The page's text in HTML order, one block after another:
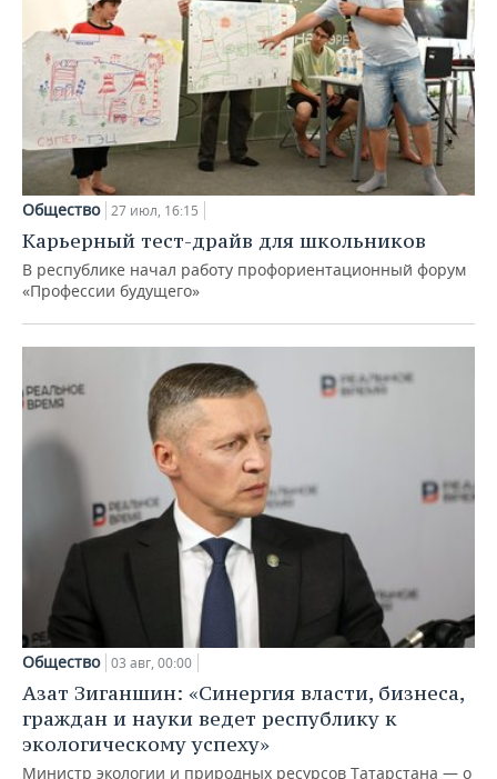
Общество 27 июл, 16:15
Карьерный тест-драйв для школьников
В республике начал работу профориентационный форум
«Профессии будущего»
Общество 03 авг, 00:00
Азат Зиганшин: «Синергия власти, бизнеса,
граждан и науки ведет республику к
экологическому успеху»
Министр экологии и природных ресурсов Татарстана — о